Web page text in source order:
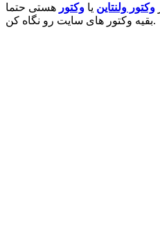
وکتور ولنتاین یا وکتور هستی حتما
بقیه وکتور های سایت رو نگاه کن.